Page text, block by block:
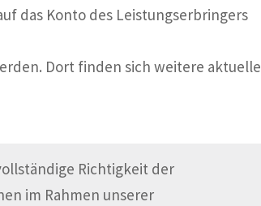
das Konto des Leistungserbringers
Dort finden sich weitere aktuelle
Richtigkeit der
im Rahmen unserer